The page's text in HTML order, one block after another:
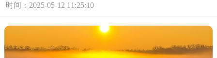
时间：2025-05-12 11:25:10